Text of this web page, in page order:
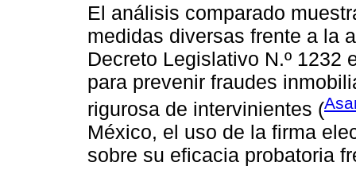
El análisis comparado
medidas diversas frente a la
Decreto Legislativo N.º 1232
para prevenir fraudes
rigurosa de intervinientes (
México, el uso de la firma
sobre su eficacia probatoria